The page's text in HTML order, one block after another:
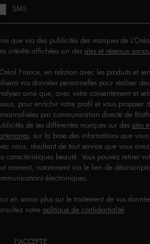
SMS
que via des publicités des marques de
intérêts affichées sur des sites et réseaux
France, en relation avec les produits et
vos données personnelles pour réaliser
ainsi que, avec votre consentement et
pour enrichir votre profil et vous proposer
par communication directe de
de ses différentes marques sur des sites
, sur la base des informations que
nous, résultant de tout service que vous
caractéristiques beauté. Vous pouvez retirer
moment, notamment via le lien de
électroniques.
en savoir plus sur le traitement de vos
notre politique de confidentialité
J'ACCEPTE